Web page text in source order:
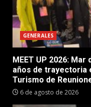
GENERALES
MEET UP 2026:
años de trayectoria
Turismo de
6 de agosto de 2026